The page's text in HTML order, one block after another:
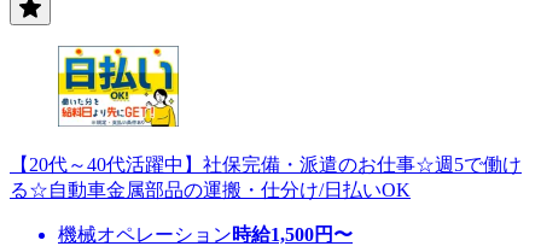
【20代～40代活躍中】社保完備・派遣のお仕事☆週5で働け
る☆自動車金属部品の運搬・仕分け/日払いOK
機械オペレーション時給1,500円〜